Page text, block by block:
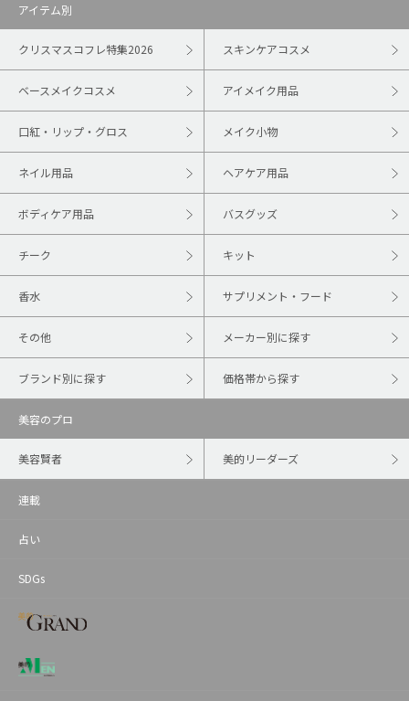
アイテム別
クリスマスコフレ特集2026 スキンケアコスメ
ベースメイクコスメ アイメイク用品
口紅・リップ・グロス メイク小物
ネイル用品 ヘアケア用品
ボディケア用品 バスグッズ
チーク キット
香水 サプリメント・フード
その他 メーカー別に探す
ブランド別に探す 価格帯から探す
美容のプロ
美容賢者 美的リーダーズ
連載
占い
SDGs